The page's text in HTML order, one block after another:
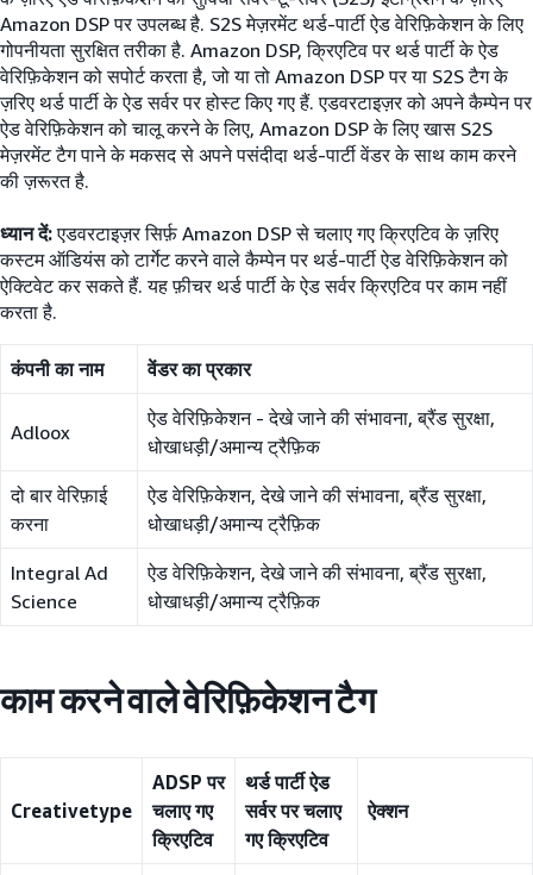
Amazon DSP पर उपलब्ध है. S2S मेज़रमेंट थर्ड-पार्टी ऐड वेरिफ़िकेशन के लिए
गोपनीयता सुरक्षित तरीका है. Amazon DSP, क्रिएटिव पर थर्ड पार्टी के ऐड
वेरिफ़िकेशन को सपोर्ट करता है, जो या तो Amazon DSP पर या S2S टैग के
ज़रिए थर्ड पार्टी के ऐड सर्वर पर होस्ट किए गए हैं. एडवरटाइज़र को अपने कैम्पेन पर
ऐड वेरिफ़िकेशन को चालू करने के लिए, Amazon DSP के लिए खास S2S
मेज़रमेंट टैग पाने के मकसद से अपने पसंदीदा थर्ड-पार्टी वेंडर के साथ काम करने
की ज़रूरत है.
ध्यान दें:एडवरटाइज़र सिर्फ़ Amazon DSP से चलाए गए क्रिएटिव के ज़रिए
कस्टम ऑडियंस को टार्गेट करने वाले कैम्पेन पर थर्ड-पार्टी ऐड वेरिफ़िकेशन को
ऐक्टिवेट कर सकते हैं. यह फ़ीचर थर्ड पार्टी के ऐड सर्वर क्रिएटिव पर काम नहीं
करता है.
कंपनी का नाम वेंडर का प्रकार
Adloox
ऐड वेरिफ़िकेशन - देखे जाने की संभावना, ब्रैंड सुरक्षा,
धोखाधड़ी/अमान्य ट्रैफ़िक
दो बार वेरिफ़ाई
करना
ऐड वेरिफ़िकेशन, देखे जाने की संभावना, ब्रैंड सुरक्षा,
धोखाधड़ी/अमान्य ट्रैफ़िक
Integral Ad
Science
ऐड वेरिफ़िकेशन, देखे जाने की संभावना, ब्रैंड सुरक्षा,
धोखाधड़ी/अमान्य ट्रैफ़िक
काम करने वाले वेरिफ़िकेशन टैग
Creativetype
ADSP पर
चलाए गए
क्रिएटिव
थर्ड पार्टी ऐड
सर्वर पर चलाए
गए क्रिएटिव
ऐक्शन